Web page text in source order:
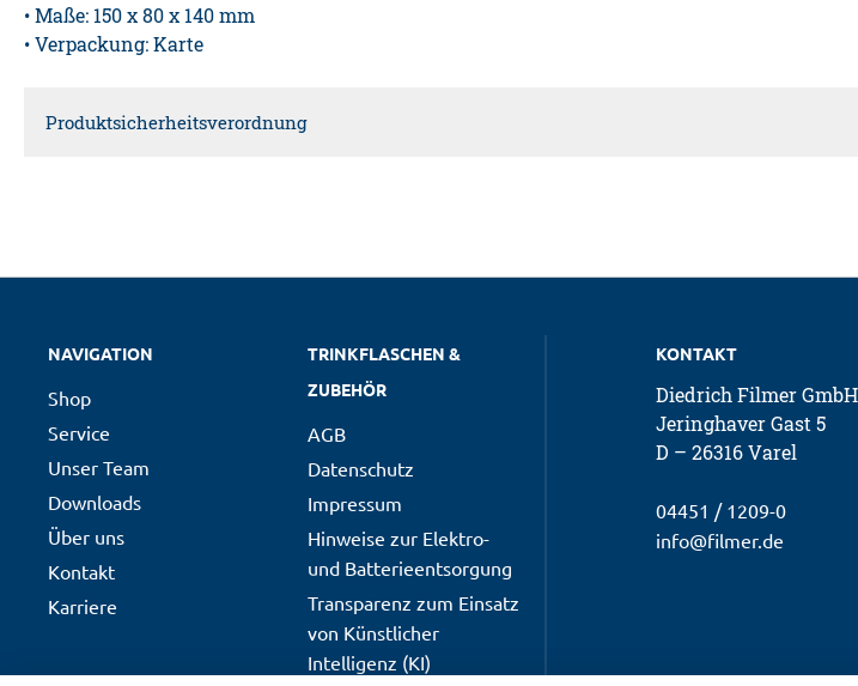
• Maße: 150 x 80 x 140 mm
• Verpackung: Karte
Produktsicherheitsverordnung
26316
DE
Info@filmer.de
Warnhinweise
Sicherheits- und Warnhinweise
1. Allgemeine Sicherheitshinweise:
• Montieren Sie den Flaschenhalter nur an geeigneten Gewindeeinsätzen am Rahmen.
• Verwenden Sie passende Schrauben in korrekter Länge.
• Ziehen Sie die Schrauben gleichmäßig und mit dem empfohlenen Drehmoment an.
• Prüfen Sie den festen Sitz des Halters regelmäßig, insbesondere nach holprigen
NAVIGATION
Shop
Service
Unser Team
Downloads
Über uns
Kontakt
Karriere
TRINKFLASCHEN &
ZUBEHÖR
AGB
Datenschutz
Impressum
Hinweise zur Elektro-
und Batterieentsorgung
Transparenz zum Einsatz
von Künstlicher
Intelligenz (KI)
KONTAKT
Diedrich Filmer GmbH
Jeringhaver Gast 5
D – 26316 Varel
04451 / 1209-0
info@filmer.de